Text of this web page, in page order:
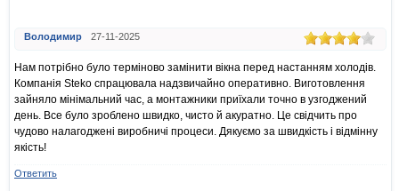
Володимир 27-11-2025
Нам потрібно було терміново замінити вікна перед настанням холодів.
Компанія Steko спрацювала надзвичайно оперативно. Виготовлення
зайняло мінімальний час, а монтажники приїхали точно в узгоджений
день. Все було зроблено швидко, чисто й акуратно. Це свідчить про
чудово налагоджені виробничі процеси. Дякуємо за швидкість і відмінну
якість!
Ответить